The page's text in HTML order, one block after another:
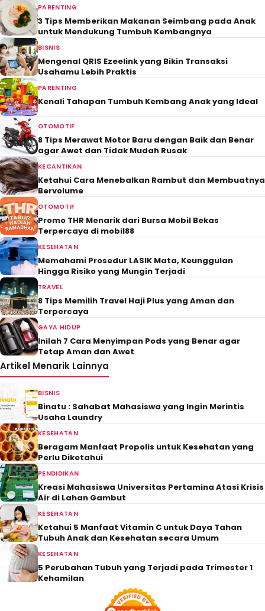
PARENTING
3 Tips Memberikan Makanan Seimbang pada Anak
untuk Mendukung Tumbuh Kembangnya
BISNIS
Mengenal QRIS Ezeelink yang Bikin Transaksi
Usahamu Lebih Praktis
PARENTING
Kenali Tahapan Tumbuh Kembang Anak yang Ideal
OTOMOTIF
8 Tips Merawat Motor Baru dengan Baik dan Benar
agar Awet dan Tidak Mudah Rusak
KECANTIKAN
Ketahui Cara Menebalkan Rambut dan Membuatnya
Bervolume
OTOMOTIF
Promo THR Menarik dari Bursa Mobil Bekas
Terpercaya di mobil88
KESEHATAN
Memahami Prosedur LASIK Mata, Keunggulan
Hingga Risiko yang Mungin Terjadi
TRAVEL
8 Tips Memilih Travel Haji Plus yang Aman dan
Terpercaya
GAYA HIDUP
Inilah 7 Cara Menyimpan Pods yang Benar agar
Tetap Aman dan Awet
Artikel Menarik Lainnya
BISNIS
Binatu : Sahabat Mahasiswa yang Ingin Merintis
Usaha Laundry
KESEHATAN
Beragam Manfaat Propolis untuk Kesehatan yang
Perlu Diketahui
PENDIDIKAN
Kreasi Mahasiswa Universitas Pertamina Atasi Krisis
Air di Lahan Gambut
KESEHATAN
Ketahui 5 Manfaat Vitamin C untuk Daya Tahan
Tubuh Anak dan Kesehatan secara Umum
KESEHATAN
5 Perubahan Tubuh yang Terjadi pada Trimester 1
Kehamilan